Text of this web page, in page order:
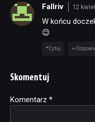
Fallriv 12
W końcu
😉
Cytuj
Skomentuj
Komentarz *
Alternative: